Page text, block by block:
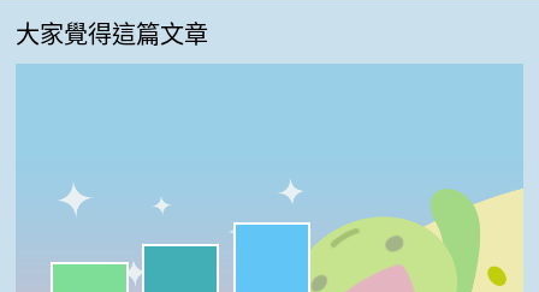
大家覺得這篇文章
一級棒:25%
我喜歡:33%
很實用:42%